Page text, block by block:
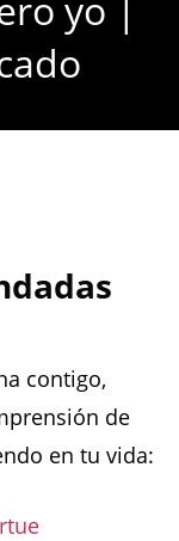
contigo,
de
en tu vida: